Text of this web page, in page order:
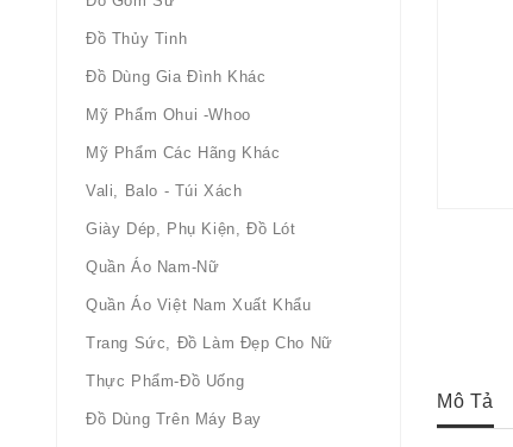
Đồ Thủy Tinh
Đồ Dùng Gia Đình Khác
Mỹ Phẩm Ohui -whoo
Mỹ Phẩm Các Hãng Khác
Vali, Balo - Túi Xách
Giày Dép, Phụ Kiện, Đồ Lót
Quần Áo Nam-Nữ
Quần Áo Việt Nam Xuất Khẩu
Trang Sức, Đồ Làm Đẹp Cho Nữ
Thực Phẩm-Đồ Uống
Đồ Dùng Trên Máy Bay
Mô Tả